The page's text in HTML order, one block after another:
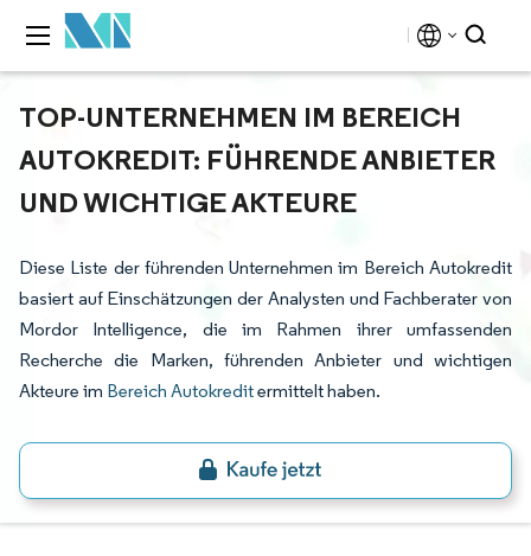
TOP-UNTERNEHMEN IM BEREICH
AUTOKREDIT: FÜHRENDE ANBIETER
UND WICHTIGE AKTEURE
Diese Liste der führenden Unternehmen im Bereich Autokredit
basiert auf Einschätzungen der Analysten und Fachberater von
Mordor Intelligence, die im Rahmen ihrer umfassenden
Recherche die Marken, führenden Anbieter und wichtigen
Akteure im Bereich Autokreditermittelt haben.